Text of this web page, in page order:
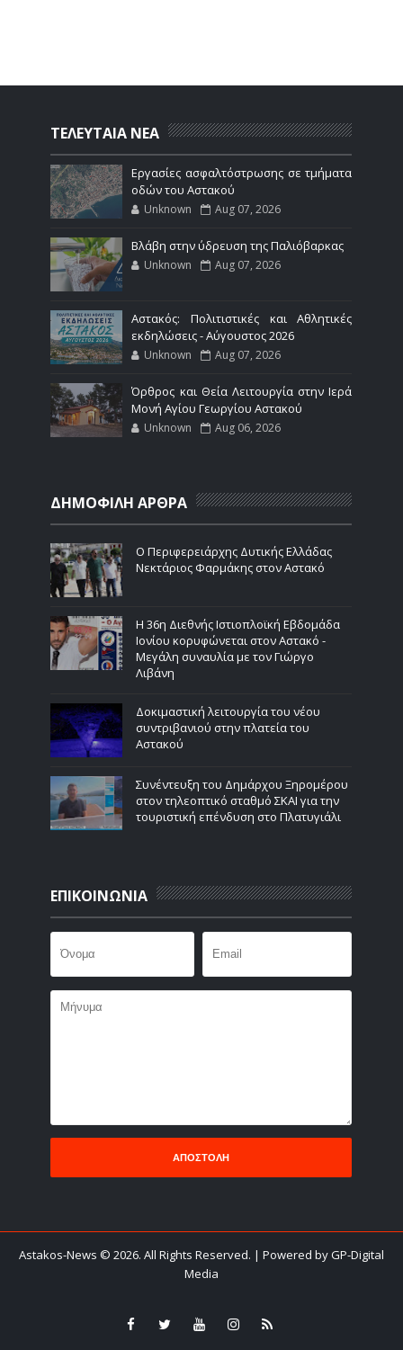
ΤΕΛΕΥΤΑΙΑ ΝΕΑ
Εργασίες ασφαλτόστρωσης σε τμήματα
οδών του Αστακού
Unknown Aug 07, 2026
Βλάβη στην ύδρευση της Παλιόβαρκας
Unknown Aug 07, 2026
Αστακός: Πολιτιστικές και Αθλητικές
εκδηλώσεις - Αύγουστος 2026
Unknown Aug 07, 2026
Όρθρος και Θεία Λειτουργία στην Ιερά
Μονή Αγίου Γεωργίου Αστακού
Unknown Aug 06, 2026
ΔΗΜΟΦΙΛΗ ΑΡΘΡΑ
Ο Περιφερειάρχης Δυτικής Ελλάδας
Νεκτάριος Φαρμάκης στον Αστακό
Η 36η Διεθνής Ιστιοπλοϊκή Εβδομάδα
Ιονίου κορυφώνεται στον Αστακό -
Μεγάλη συναυλία με τον Γιώργο
Λιβάνη
Δοκιμαστική λειτουργία του νέου
συντριβανιού στην πλατεία του
Αστακού
Συνέντευξη του Δημάρχου Ξηρομέρου
στον τηλεοπτικό σταθμό ΣΚΑΙ για την
τουριστική επένδυση στο Πλατυγιάλι
ΕΠΙΚΟΙΝΩΝΙΑ
Astakos-News © 2026. All Rights Reserved. | Powered by GP-Digital
Media